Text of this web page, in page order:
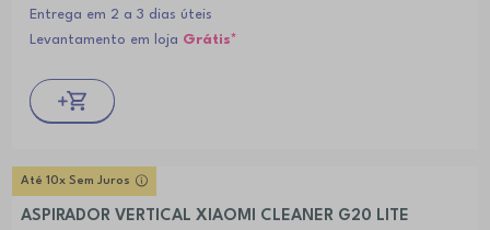
Entrega em 2 a 3 dias úteis
Levantamento em loja Grátis*
Até 10x Sem Juros
ASPIRADOR VERTICAL XIAOMI CLEANER G20 LITE